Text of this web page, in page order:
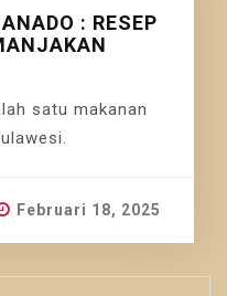
: RESEP
satu makanan
Februari 18, 2025